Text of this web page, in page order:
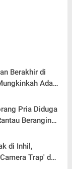
Berakhir di
Ada
Mengintai ?
Pria Diduga
Berangin
di Lokasi
di Inhil,
Trap' dan